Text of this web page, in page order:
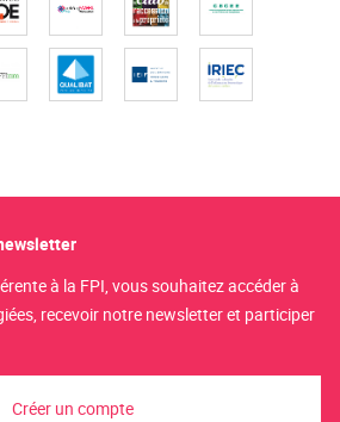
à la FPI, vous souhaitez accéder à
recevoir notre newsletter et participer
Créer un compte